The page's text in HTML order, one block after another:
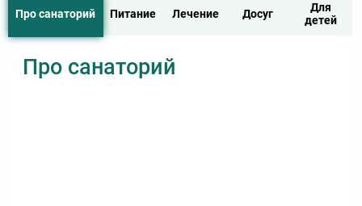
Про санаторий Питание Лечение Досуг
Для
детей
Про санаторий